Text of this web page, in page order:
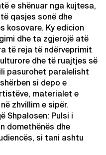
e shënuar nga kujtesa,
qasjes sonë dhe
kosovare. Ky edicion
dhe ta zgjerojë atë
të reja të ndërveprimit
dhe të ruajtjes së
pasurohet paralelisht
si depo e
materialet e
zhvillim e sipër.
Shpalosen: Pulsi i
domethënës dhe
si tani ashtu